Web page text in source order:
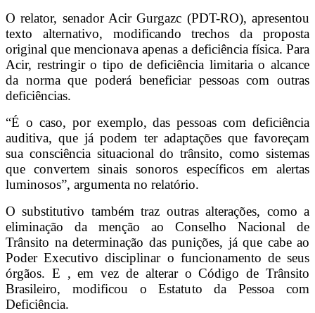
O relator, senador Acir Gurgazc (PDT-RO), apresentou
texto alternativo, modificando trechos da proposta
original que mencionava apenas a deficiência física. Para
Acir, restringir o tipo de deficiência limitaria o alcance
da norma que poderá beneficiar pessoas com outras
deficiências.
“É o caso, por exemplo, das pessoas com deficiência
auditiva, que já podem ter adaptações que favoreçam
sua consciência situacional do trânsito, como sistemas
que convertem sinais sonoros específicos em alertas
luminosos”, argumenta no relatório.
O substitutivo também traz outras alterações, como a
eliminação da menção ao Conselho Nacional de
Trânsito na determinação das punições, já que cabe ao
Poder Executivo disciplinar o funcionamento de seus
órgãos. E , em vez de alterar o Código de Trânsito
Brasileiro, modificou o Estatuto da Pessoa com
Deficiência.